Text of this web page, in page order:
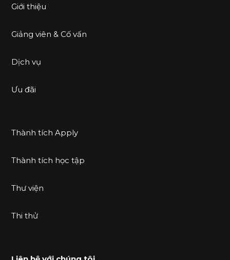
Giới thiệu
Giảng viên & Cố vấn
Dịch vụ
Ưu đãi
Thành tích Apply
Thành tích học tập
Thư viện
Thi thử